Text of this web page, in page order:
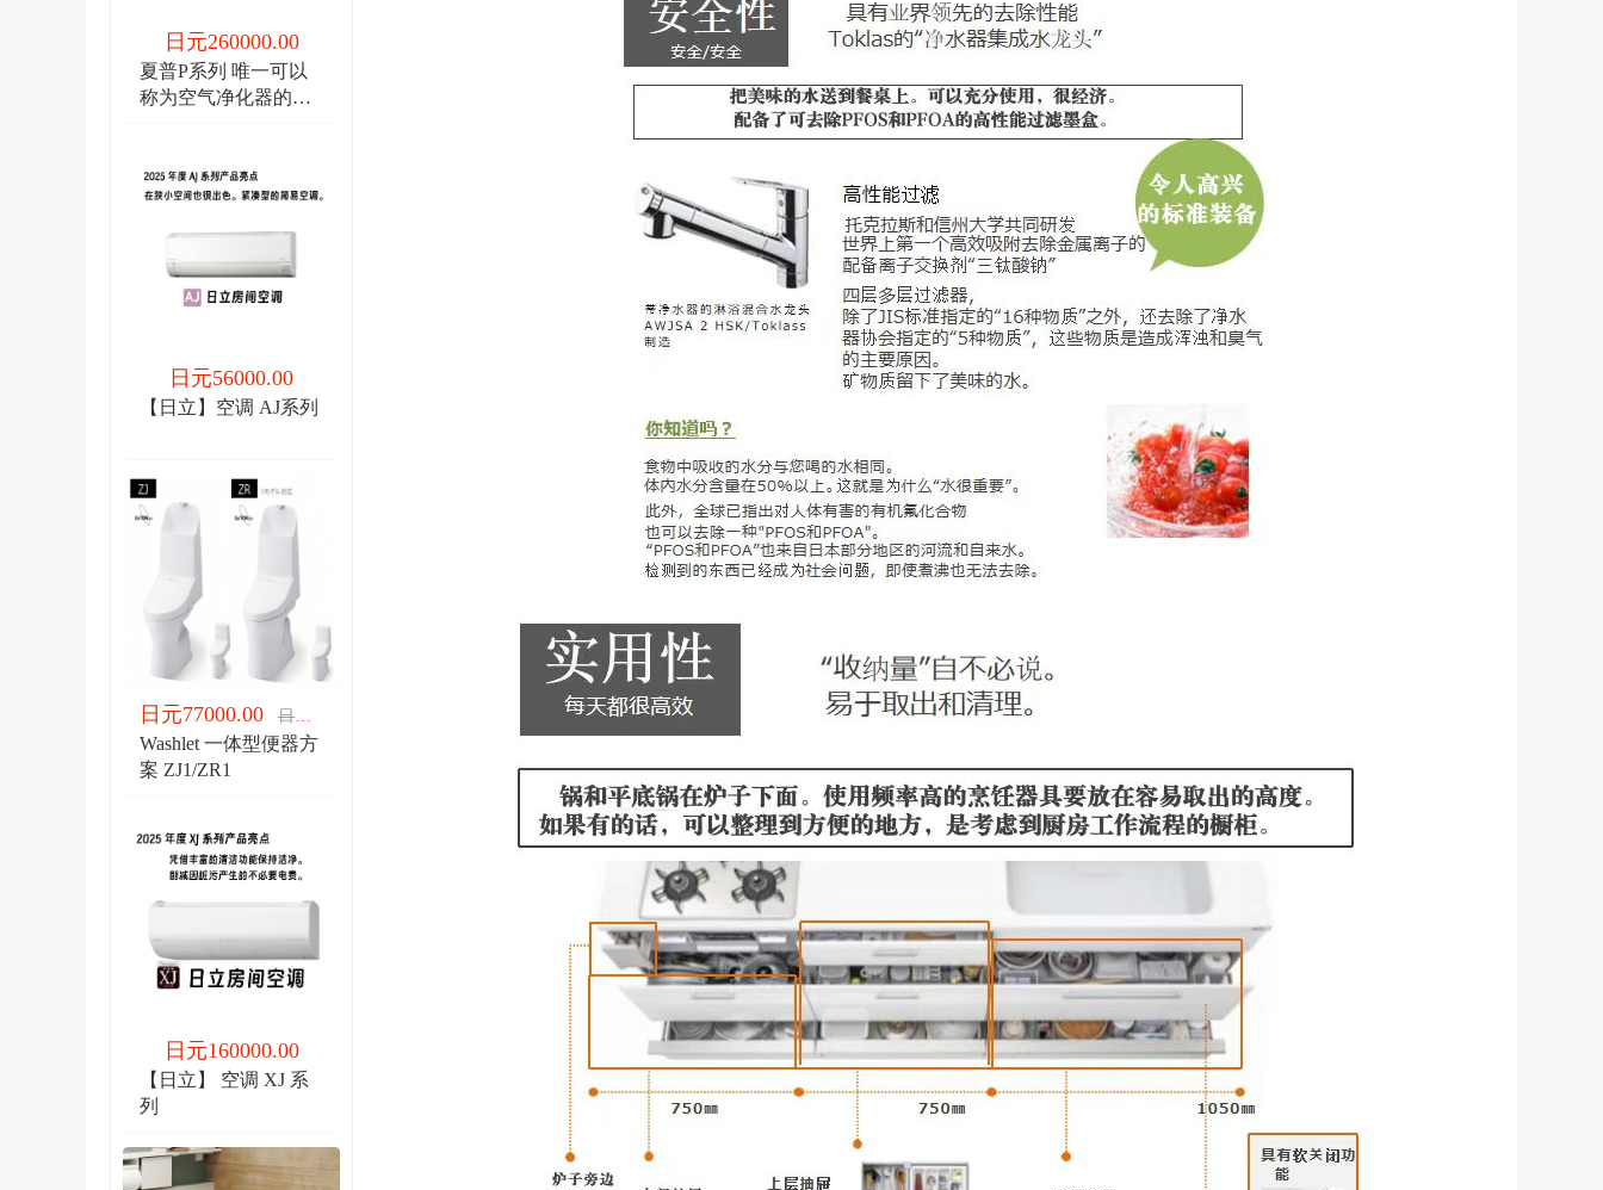
日元260000.00
夏普P系列 唯一可以
称为空气净化器的空
日元56000.00
【日立】空调 AJ系列
日元77000.00 日元77000.00
Washlet 一体型便器方
案 ZJ1/ZR1
日元160000.00
【日立】 空调 XJ 系
列